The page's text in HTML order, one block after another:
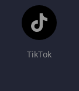
TikTok